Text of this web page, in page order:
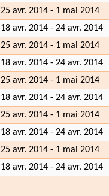
25 avr. 2014 - 1 mai 2014
18 avr. 2014 - 24 avr. 2014
25 avr. 2014 - 1 mai 2014
18 avr. 2014 - 24 avr. 2014
25 avr. 2014 - 1 mai 2014
18 avr. 2014 - 24 avr. 2014
25 avr. 2014 - 1 mai 2014
18 avr. 2014 - 24 avr. 2014
25 avr. 2014 - 1 mai 2014
18 avr. 2014 - 24 avr. 2014